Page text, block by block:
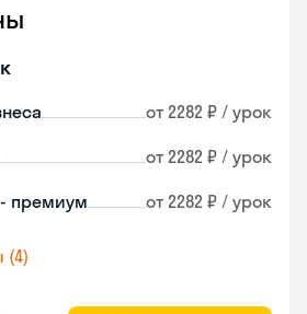
от 2282 ₽ / урок
от 2282 ₽ / урок
премиум от 2282 ₽ / урок
(4)